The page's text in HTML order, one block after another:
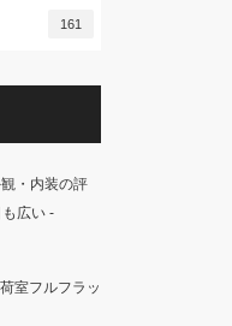
161
・内装の評
広い-
室フルフラッ